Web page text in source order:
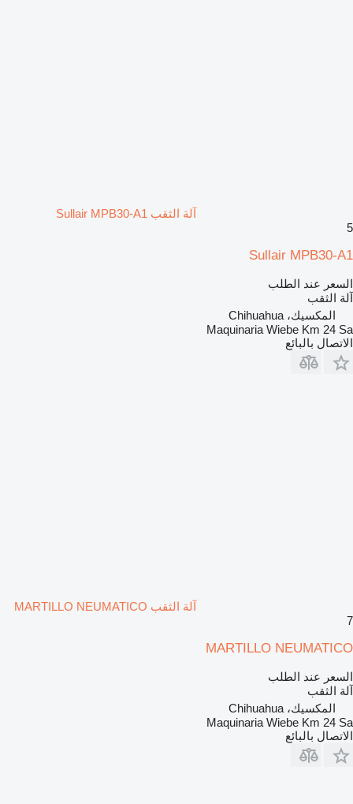
آلة الثقب Sullair MPB30-A1
5
Sullair MPB30-A1
السعر عند الطلب
آلة الثقب
المكسيك، Chihuahua
Maquinaria Wiebe Km 24 Sa
الاتصال بالبائع
آلة الثقب MARTILLO NEUMATICO
7
MARTILLO NEUMATICO
السعر عند الطلب
آلة الثقب
المكسيك، Chihuahua
Maquinaria Wiebe Km 24 Sa
الاتصال بالبائع